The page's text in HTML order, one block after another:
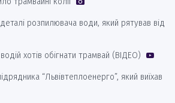
розпилювача води, який рятував від
хотів обігнати трамвай (ВІДЕО)
“Львівтеплоенерго”, який виїхав